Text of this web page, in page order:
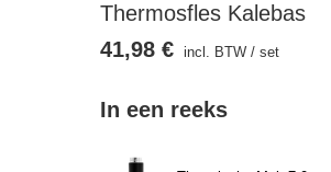
Thermosfles Kalebas
In een reeks
41,98 € incl. BTW /set